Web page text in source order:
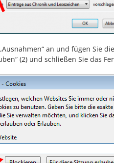
an und fügen Sie
(2) und schließen Sie das